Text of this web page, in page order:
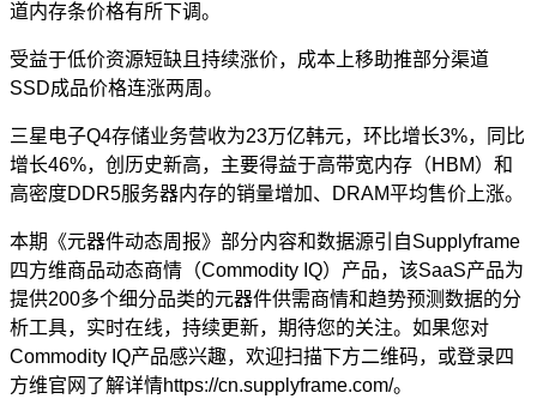
道内存条价格有所下调。
受益于低价资源短缺且持续涨价，成本上移助推部分渠道
SSD成品价格连涨两周。
三星电子Q4存储业务营收为23万亿韩元，环比增长3%，同比
增长46%，创历史新高，主要得益于高带宽内存（HBM）和
高密度DDR5服务器内存的销量增加、DRAM平均售价上涨。
本期《元器件动态周报》部分内容和数据源引自Supplyframe
四方维商品动态商情（Commodity IQ）产品，该SaaS产品为
提供200多个细分品类的元器件供需商情和趋势预测数据的分
析工具，实时在线，持续更新，期待您的关注。如果您对
Commodity IQ产品感兴趣，欢迎扫描下方二维码，或登录四
方维官网了解详情https://cn.supplyframe.com/。